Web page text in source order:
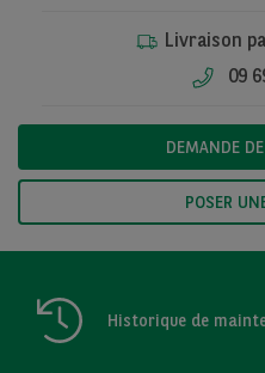
Voir toutes les
Livraison
09
DEMANDE
POSER
Historique de